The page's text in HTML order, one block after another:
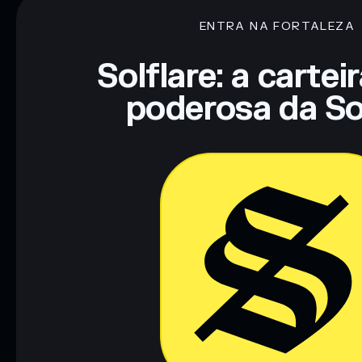
ENTRA NA FORTALEZA
Solflare: a
poderosa da